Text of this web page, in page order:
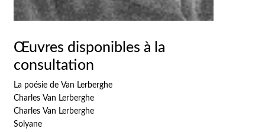
Œuvres disponibles à la
consultation
La poésie de Van Lerberghe
Charles Van Lerberghe
Charles Van Lerberghe
Solyane